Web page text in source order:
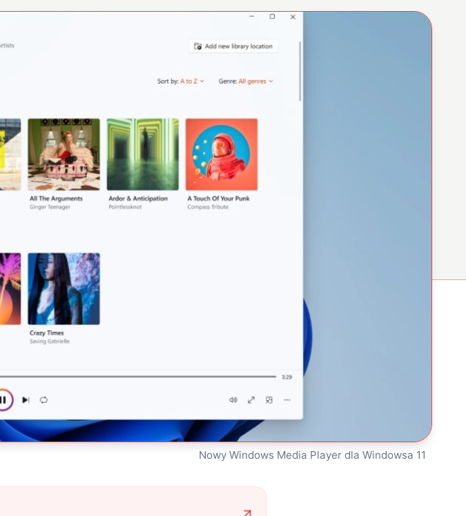
Nowy Windows Media Player dla Windowsa 11